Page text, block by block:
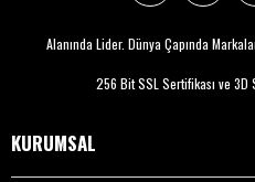
Alanında Lider. Dünya Çapında
256 Bit SSL Sertifikası ve 3D
KURUMSAL